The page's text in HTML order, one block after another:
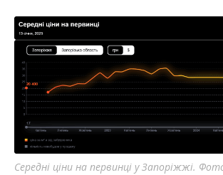
Середні ціни на первинці у Запоріжжі.